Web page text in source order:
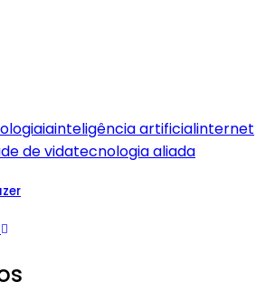
iainteligência artificialinternet
de vidatecnologia aliada